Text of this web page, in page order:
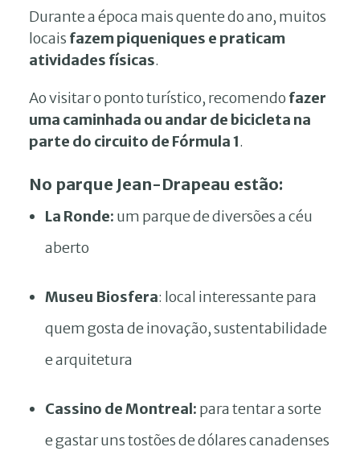
Durante a época mais quente do ano, muitos
locais fazem piqueniques e praticam
atividades físicas.
Ao visitar o ponto turístico, recomendo fazer
uma caminhada ou andar de bicicleta na
parte do circuito de Fórmula 1.
No parque Jean-Drapeau estão:
La Ronde: um parque de diversões a céu
aberto
Museu Biosfera: local interessante para
quem gosta de inovação, sustentabilidade
e arquitetura
Cassino de Montreal: para tentar a sorte
e gastar uns tostões de dólares canadenses